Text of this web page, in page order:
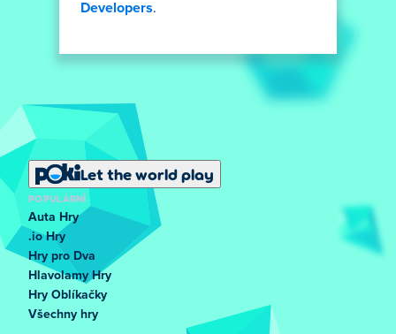
Developers.
Let the world play
POPULÁRNÍ
Auta Hry
.io Hry
Hry pro Dva
Hlavolamy Hry
Hry Oblíkačky
Všechny hry